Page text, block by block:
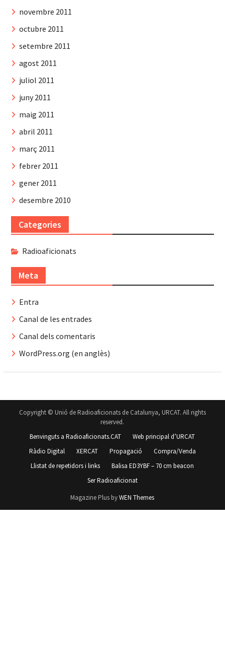
novembre 2011
octubre 2011
setembre 2011
agost 2011
juliol 2011
juny 2011
maig 2011
abril 2011
març 2011
febrer 2011
gener 2011
desembre 2010
Categories
Radioaficionats
Meta
Entra
Canal de les entrades
Canal dels comentaris
WordPress.org (en anglès)
Copyright © Unió de Radioaficionats de Catalunya, URCAT. All rights
reserved.
Benvinguts a Radioaficionats.CAT
Web principal d’URCAT
Ràdio Digital
XERCAT Propagació
Compra/Venda
Llistat de repetidors i links
Balisa ED3YBF – 70 cm beacon
Ser Radioaficionat
Magazine Plus byWEN Themes